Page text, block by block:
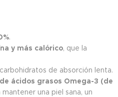
.
y más calórico, que la
de absorción lenta.
ácidos grasos Omega-3 (de
una piel sana, un